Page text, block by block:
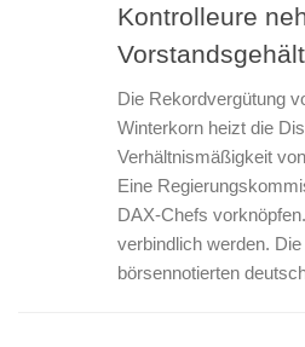
Kontrolleure
Die Rekordvergütung
Winterkorn heizt die
Verhältnismäßigkeit
Eine
DAX-Chefs
verbindlich werden.
börsennotierten